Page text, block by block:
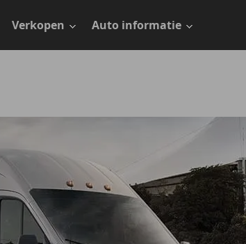
Verkopen Auto informatie